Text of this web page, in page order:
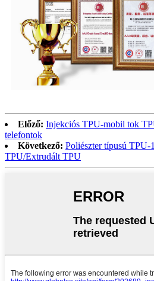
Előző: Injekciós TPU-mobil tok
telefontok
Következő: Poliészter típusú TPU-
TPU/Extrudált TPU